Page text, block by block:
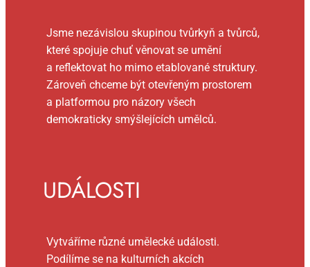
Jsme nezávislou skupinou tvůrkyň a tvůrců,
které spojuje chuť věnovat se umění
a reflektovat ho mimo etablované struktury.
Zároveň chceme být otevřeným prostorem
a platformou pro názory všech
demokraticky smýšlejících umělců.
UDÁLOSTI
Vytváříme různé umělecké události.
Podílíme se na kulturních akcích